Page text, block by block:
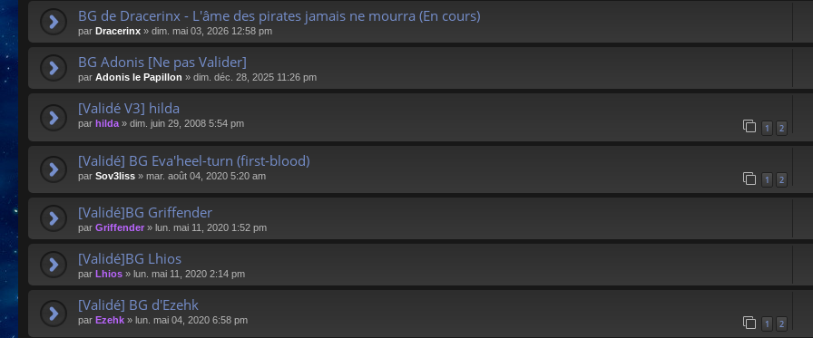
BG de Dracerinx - L'âme des pirates jamais ne mourra (En cours)
par Dracerinx » dim. mai 03, 2026 12:58 pm
BG Adonis [Ne pas Valider]
par Adonis le Papillon » dim. déc. 28, 2025 11:26 pm
[Validé V3] hilda
par hilda» dim. juin 29, 2008 5:54 pm 1 2
[Validé] BG Eva'heel-turn (first-blood)
par Sov3liss » mar. août 04, 2020 5:20 am 1 2
[Validé]BG Griffender
par Griffender » lun. mai 11, 2020 1:52 pm
[Validé]BG Lhios
par Lhios » lun. mai 11, 2020 2:14 pm
[Validé] BG d'Ezehk
par Ezehk » lun. mai 04, 2020 6:58 pm 1 2